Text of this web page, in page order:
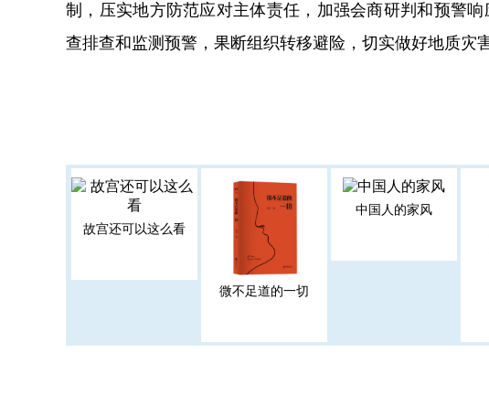
制，压实地方防范应对主体责任，加强会商研判和预警
查排查和监测预警，果断组织转移避险，切实做好地质灾
故宫还可以这么看
微不足道的一切
中国人的家风